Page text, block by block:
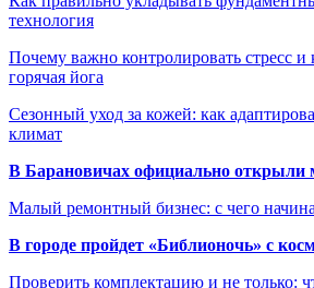
технология
Почему важно контролировать стресс и
горячая йога
Сезонный уход за кожей: как
климат
В Барановичах официально открыли
Малый ремонтный бизнес: с чего
В городе пройдет «Библионочь» с
Проверить комплектацию и не только: